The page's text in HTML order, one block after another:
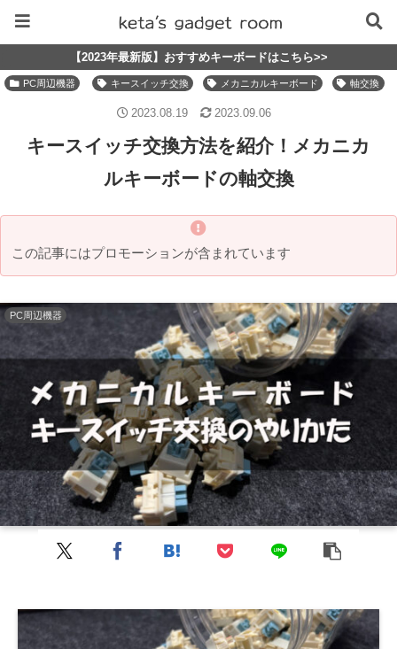
【2023年最新版】おすすめキーボードはこちら>>
PC周辺機器 キースイッチ交換 メカニカルキーボード 軸交換
キースイッチ交換方法を紹介！メカニカ
ルキーボードの軸交換
この記事にはプロモーションが含まれています
PC周辺機器
2023.08.19 2023.09.06